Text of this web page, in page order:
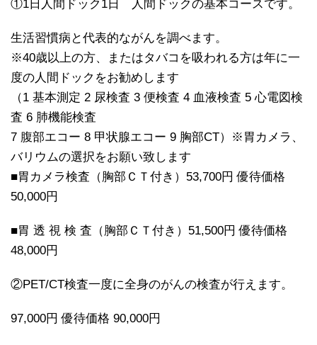
①1日人間ドック1日 人間ドックの基本コースです。
生活習慣病と代表的ながんを調べます。
※40歳以上の方、またはタバコを吸われる方は年に一
度の人間ドックをお勧めします
（1 基本測定 2 尿検査 3 便検査 4 血液検査 5 心電図検
査 6 肺機能検査
7 腹部エコー 8 甲状腺エコー 9 胸部CT）※胃カメラ、
バリウムの選択をお願い致します
■胃カメラ検査（胸部ＣＴ付き）53,700円 優待価格
50,000円
■胃 透 視 検 査（胸部ＣＴ付き）51,500円 優待価格
48,000円
②PET/CT検査一度に全身のがんの検査が行えます。
97,000円 優待価格 90,000円